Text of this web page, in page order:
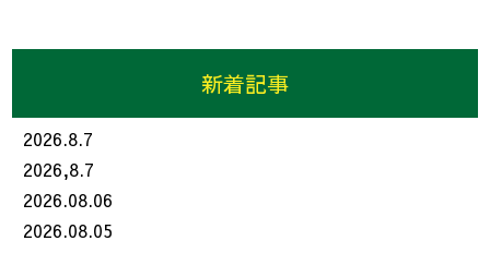
新着記事
2026.8.7
2026,8.7
2026.08.06
2026.08.05